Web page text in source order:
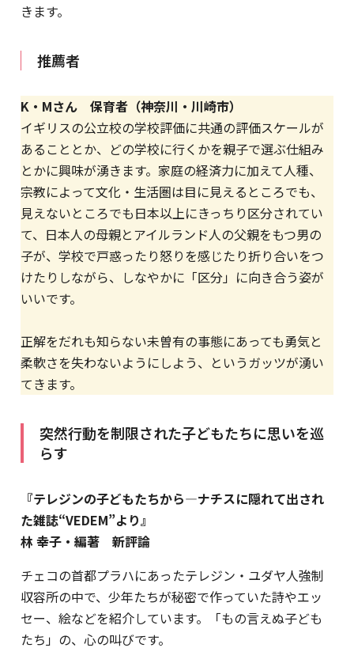
きます。
推薦者
K・Mさん 保育者（神奈川・川崎市）
イギリスの公立校の学校評価に共通の評価スケールが
あることとか、どの学校に行くかを親子で選ぶ仕組み
とかに興味が湧きます。家庭の経済力に加えて人種、
宗教によって文化・生活圏は目に見えるところでも、
見えないところでも日本以上にきっちり区分されてい
て、日本人の母親とアイルランド人の父親をもつ男の
子が、学校で戸惑ったり怒りを感じたり折り合いをつ
けたりしながら、しなやかに「区分」に向き合う姿が
いいです。
正解をだれも知らない未曽有の事態にあっても勇気と
柔軟さを失わないようにしよう、というガッツが湧い
てきます。
突然行動を制限された子どもたちに思いを巡
らす
『テレジンの子どもたちから―ナチスに隠れて出され
た雑誌“VEDEM”より』
林 幸子・編著 新評論
チェコの首都プラハにあったテレジン・ユダヤ人強制
収容所の中で、少年たちが秘密で作っていた詩やエッ
セー、絵などを紹介しています。「もの言えぬ子ども
たち」の、心の叫びです。